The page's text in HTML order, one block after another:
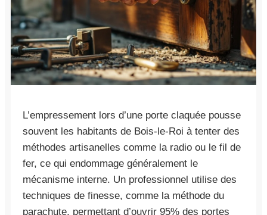
L’empressement lors d’une porte claquée pousse
souvent les habitants de Bois-le-Roi à tenter des
méthodes artisanelles comme la radio ou le fil de
fer, ce qui endommage généralement le
mécanisme interne. Un professionnel utilise des
techniques de finesse, comme la méthode du
parachute, permettant d’ouvrir 95% des portes